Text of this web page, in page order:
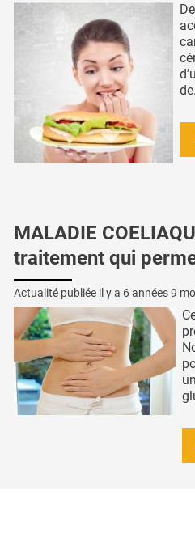
MALADIE
traitement qui
Actualité publiée il y a 6 années 9